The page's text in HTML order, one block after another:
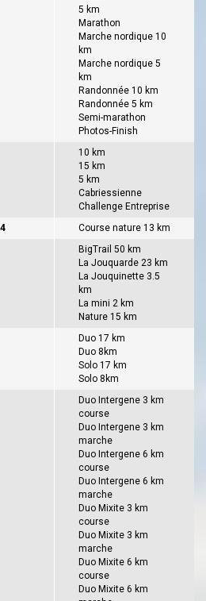
5 km
Marathon
Marche nordique 10
km
Marche nordique 5
km
Randonnée 10 km
Randonnée 5 km
Semi-marathon
Photos-Finish
10 km
15 km
5 km
Cabriessienne
Challenge Entreprise
Course nature 13 km
BigTrail 50 km
La Jouquarde 23 km
La Jouquinette 3.5
km
La mini 2 km
Nature 15 km
Duo 17 km
Duo 8km
Solo 17 km
Solo 8km
Duo Intergene 3 km
course
Duo Intergene 3 km
marche
Duo Intergene 6 km
course
Duo Intergene 6 km
marche
Duo Mixite 3 km
course
Duo Mixite 3 km
marche
Duo Mixite 6 km
course
Duo Mixite 6 km